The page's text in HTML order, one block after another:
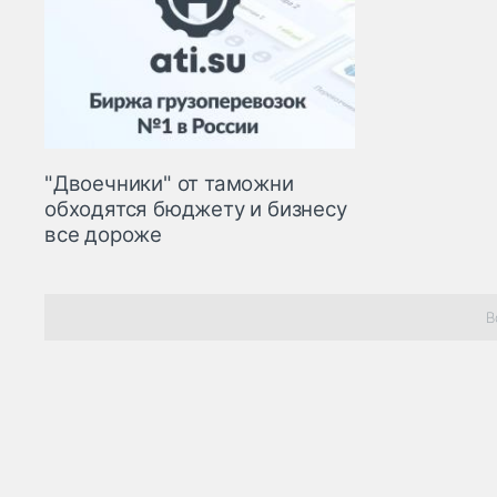
"Двоечники" от таможни
обходятся бюджету и бизнесу
все дороже